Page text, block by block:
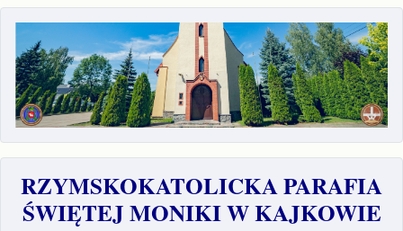
RZYMSKOKATOLICKA PARAFIA
ŚWIĘTEJ MONIKI W KAJKOWIE